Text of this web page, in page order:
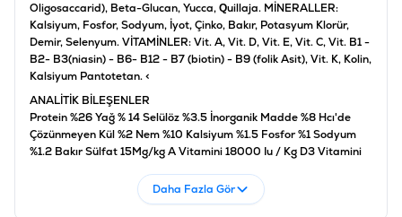
Oligosaccarid), Beta-Glucan, Yucca, Quillaja. MİNERALLER:
Kalsiyum, Fosfor, Sodyum, İyot, Çinko, Bakır, Potasyum Klorür,
Demir, Selenyum. VİTAMİNLER: Vit. A, Vit. D, Vit. E, Vit. C, Vit. B1 -
B2- B3(niasin) - B6- B12 - B7 (biotin) - B9 (folik Asit), Vit. K, Kolin,
Kalsiyum Pantotetan. <
ANALİTİK BİLEŞENLER
Protein %26 Yağ % 14 Selülöz %3.5 İnorganik Madde %8 Hcı'de
Çözünmeyen Kül %2 Nem %10 Kalsiyum %1.5 Fosfor %1 Sodyum
%1.2 Bakır Sülfat 15Mg/kg A Vitamini 18000 Iu / Kg D3 Vitamini
Katkı Maddeleri A Vitamini 18000UI D3 Vitamini 1200UI E
Vitamini 600mg C Vitamini 300mg Niasin 150mg pantotenik asit
Daha Fazla Gör